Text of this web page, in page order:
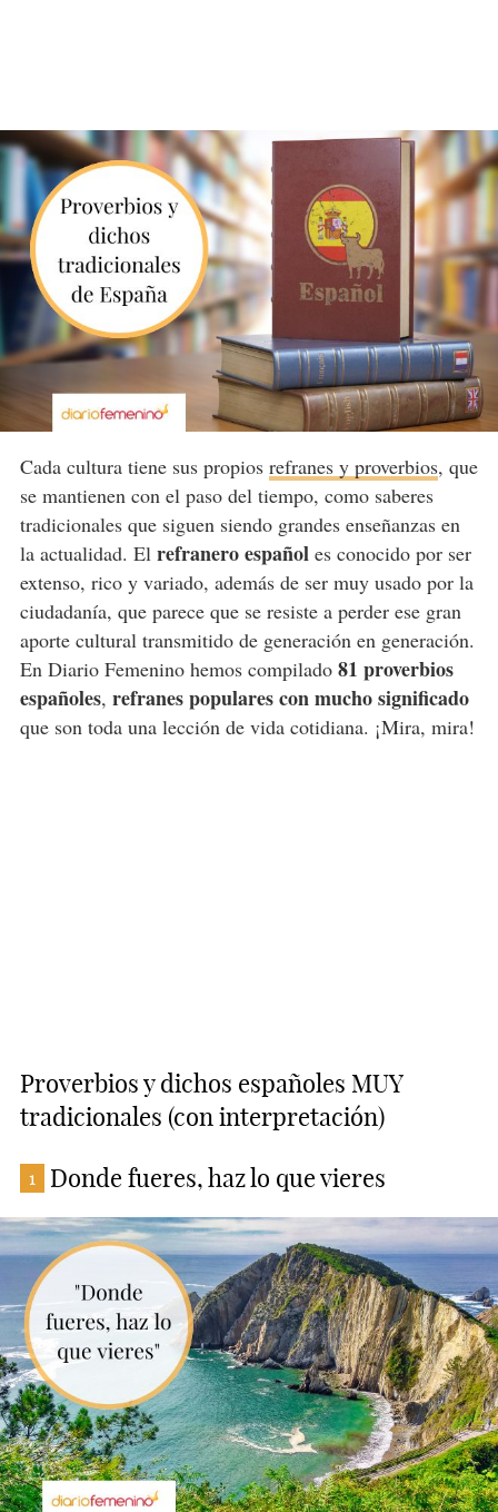
Cada cultura tiene sus propios refranes y proverbios, que
se mantienen con el paso del tiempo, como saberes
tradicionales que siguen siendo grandes enseñanzas en
la actualidad. Elrefranero españoles conocido por ser
extenso, rico y variado, además de ser muy usado por la
ciudadanía, que parece que se resiste a perder ese gran
aporte cultural transmitido de generación en generación.
En Diario Femenino hemos compilado 81 proverbios
españoles, refranes populares con mucho significado
que son toda una lección de vida cotidiana. ¡Mira, mira!
Proverbios y dichos españoles MUY
tradicionales (con interpretación)
1 Donde fueres, haz lo que vieres